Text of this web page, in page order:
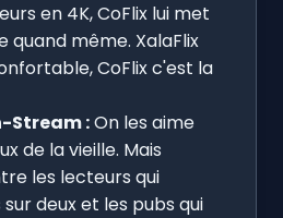
en 4K, CoFlix lui met
quand même. XalaFlix
CoFlix c'est la
Stream :On les aime
de la vieille. Mais
les lecteurs qui
deux et les pubs qui